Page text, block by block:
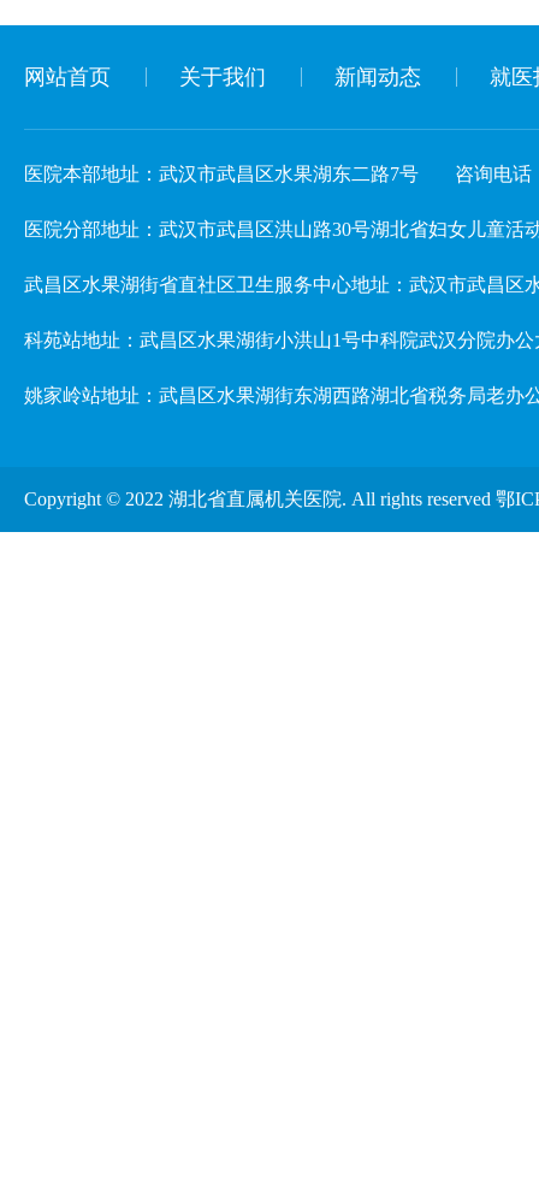
网站首页 关于我们 新闻动态 就医
医院本部地址：武汉市武昌区水果湖东二路7号 咨询电话
医院分部地址：武汉市武昌区洪山路30号湖北省妇女儿童
武昌区水果湖街省直社区卫生服务中心地址：武汉市武昌区
科苑站地址：武昌区水果湖街小洪山1号中科院武汉分院办
姚家岭站地址：武昌区水果湖街东湖西路湖北省税务局老办
Copyright © 2022 湖北省直属机关医院. All rights reserved 鄂